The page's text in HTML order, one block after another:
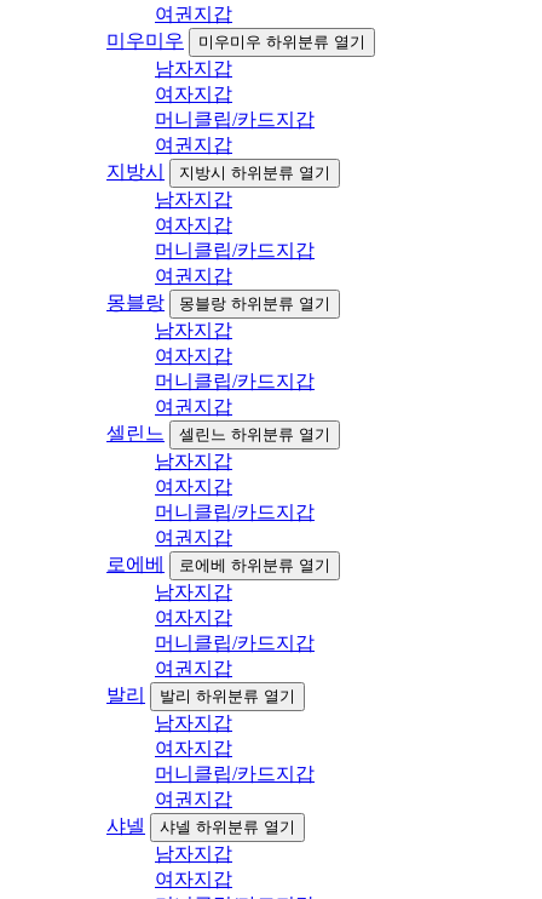
여권지갑
미우미우
미우미우 하위분류 열기
남자지갑
여자지갑
머니클립/카드지갑
여권지갑
지방시
지방시 하위분류 열기
남자지갑
여자지갑
머니클립/카드지갑
여권지갑
몽블랑
몽블랑 하위분류 열기
남자지갑
여자지갑
머니클립/카드지갑
여권지갑
셀린느
셀린느 하위분류 열기
남자지갑
여자지갑
머니클립/카드지갑
여권지갑
로에베
로에베 하위분류 열기
남자지갑
여자지갑
머니클립/카드지갑
여권지갑
발리
발리 하위분류 열기
남자지갑
여자지갑
머니클립/카드지갑
여권지갑
샤넬
샤넬 하위분류 열기
남자지갑
여자지갑